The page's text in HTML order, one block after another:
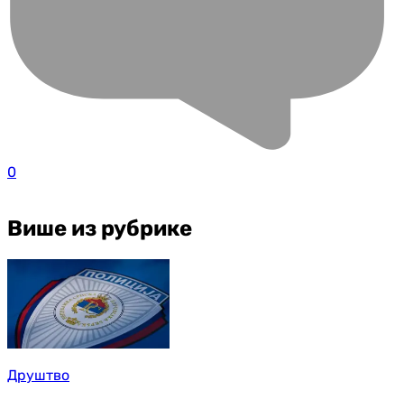
0
Више из рубрике
Друштво